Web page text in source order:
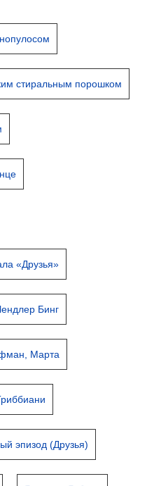
стиральным порошком
«Друзья»
Бинг
Марта
эпизод (Друзья)